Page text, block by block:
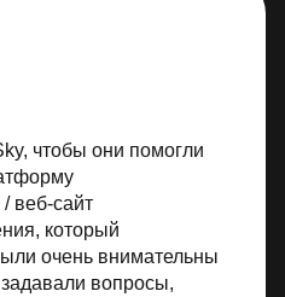
чтобы они помогли
веб-сайт
который
очень внимательны
вопросы,